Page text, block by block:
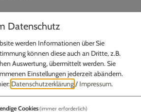
Datenschutz
werden Informationen über Sie
können diese auch an Dritte, z.B.
Auswertung, übermittelt werden. Sie
Einstellungen jederzeit abändern.
Datenschutzerklärung/ Impressum.
Cookies(immer erforderlich)